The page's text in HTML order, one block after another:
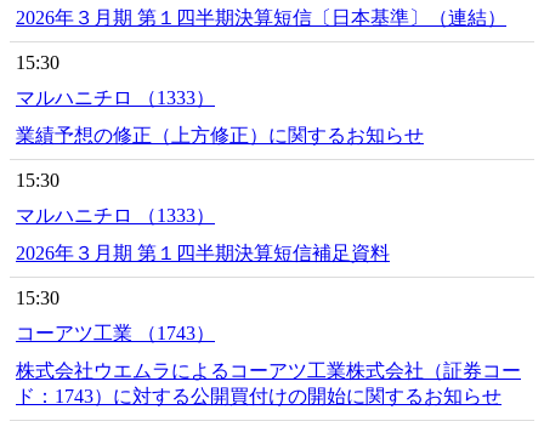
2026年３月期 第１四半期決算短信〔日本基準〕（連結）
15:30
マルハニチロ （1333）
業績予想の修正（上方修正）に関するお知らせ
15:30
マルハニチロ （1333）
2026年３月期 第１四半期決算短信補足資料
15:30
コーアツ工業 （1743）
株式会社ウエムラによるコーアツ工業株式会社（証券コー
ド：1743）に対する公開買付けの開始に関するお知らせ